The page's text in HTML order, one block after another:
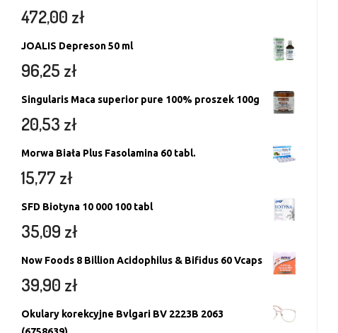
472,00 zł
JOALIS Depreson 50 ml
96,25 zł
Singularis Maca superior pure 100% proszek 100g
20,53 zł
Morwa Biała Plus Fasolamina 60 tabl.
15,77 zł
SFD Biotyna 10 000 100 tabl
35,09 zł
Now Foods 8 Billion Acidophilus & Bifidus 60 Vcaps
39,90 zł
Okulary korekcyjne Bvlgari BV 2223B 2063